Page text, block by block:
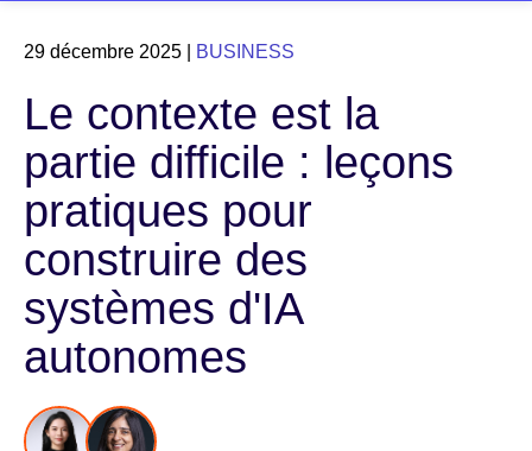
Rubriques
Business
Technique
Partenaires
Industrie
Services financiers
Industrie manufacturière
29 décembre 2025 BUSINESS
Le contexte est la
partie difficile : leçons
pratiques pour
construire des
systèmes d'IA
autonomes